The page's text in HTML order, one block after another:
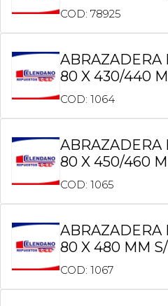
COD: 78925
ABRAZADERA
80 X 430/440
COD: 1064
ABRAZADERA
80 X 450/460
COD: 1065
ABRAZADERA
80 X 480 MM
COD: 1067